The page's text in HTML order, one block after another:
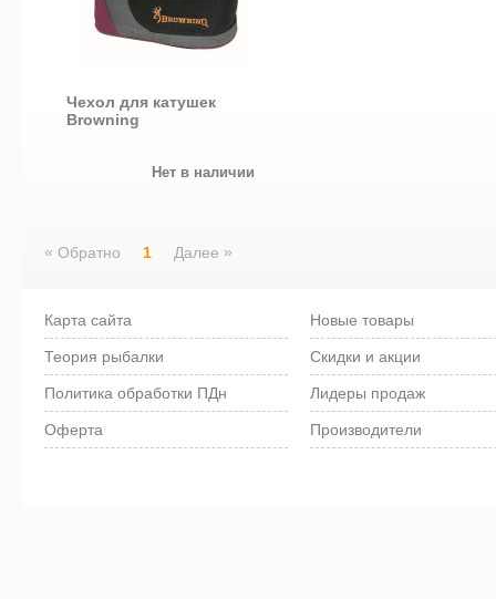
Чехол для катушек
Browning
Нет в наличии
« Обратно 1 Далее »
Карта сайта
Теория рыбалки
Политика обработки ПДн
Оферта
Новые товары
Скидки и акции
Лидеры продаж
Производители